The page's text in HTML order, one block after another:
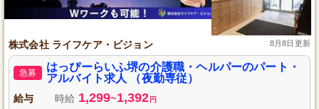
株式会社 ライフケア・ビジョン 8月8日更新
急募
はっぴーらいふ堺の介護職・ヘルパーのパート・
アルバイト求人 （夜勤専従）
給与 時給 1,299~1,392 円